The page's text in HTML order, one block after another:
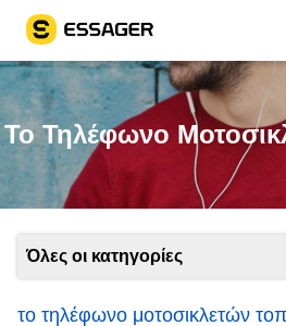
Το Τηλέφωνο
Όλες οι κατηγορίες
το τηλέφωνο μοτοσικλετών